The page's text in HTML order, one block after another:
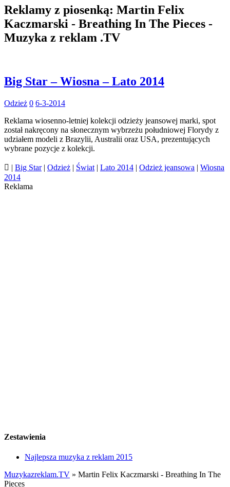
Reklamy z piosenką: Martin Felix
Kaczmarski - Breathing In The Pieces -
Muzyka z reklam .TV
Big Star – Wiosna – Lato 2014
Odzież 0 6-3-2014
Reklama wiosenno-letniej kolekcji odzieży jeansowej marki, spot
został nakręcony na słonecznym wybrzeżu południowej Florydy z
udziałem modeli z Brazylii, Australii oraz USA, prezentujących
wybrane pozycje z kolekcji.
 | Big Star| Odzież | Świat | Lato 2014 | Odzież jeansowa | Wiosna
2014
Reklama
Zestawienia
Najlepsza muzyka z reklam 2015
Muzykazreklam.TV » Martin Felix Kaczmarski - Breathing In The
Pieces